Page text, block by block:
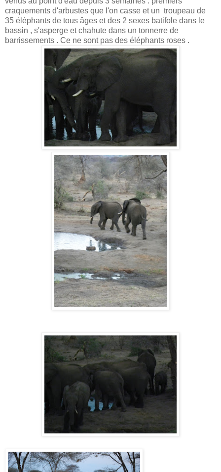
craquements d'arbustes que l'on casse et un troupeau de
35 éléphants de tous âges et des 2 sexes batifole dans le
bassin , s'asperge et chahute dans un tonnerre de
barrissements . Ce ne sont pas des éléphants roses .